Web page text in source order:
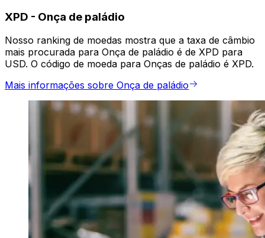
XPD - Onça de paládio
Nosso ranking de moedas mostra que a taxa de câmbio
mais procurada para Onça de paládio é de XPD para
USD. O código de moeda para Onças de paládio é XPD.
Mais informações sobre Onça de paládio